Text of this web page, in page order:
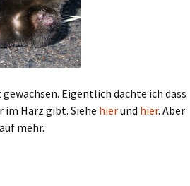
Eigentlich dachte ich dass
im Harz gibt. Siehe hierund hier. Aber
mehr.